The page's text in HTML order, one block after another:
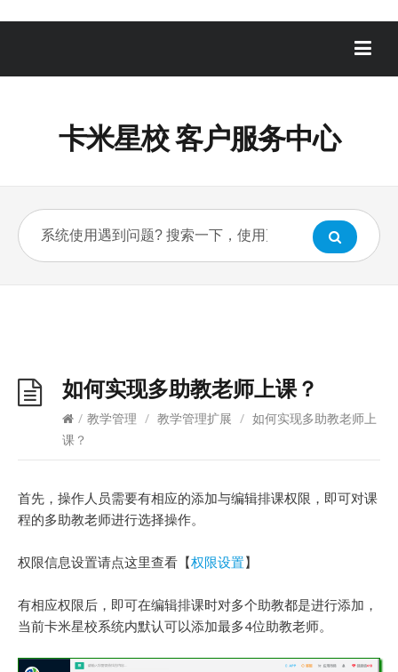
卡米星校 客户服务中心
如何实现多助教老师上课？
/ 教学管理 / 教学管理扩展 / 如何实现多助教老师上
课？
首先，操作人员需要有相应的添加与编辑排课权限，即可对课
程的多助教老师进行选择操作。
权限信息设置请点这里查看【权限设置】
有相应权限后，即可在编辑排课时对多个助教都是进行添加，
当前卡米星校系统内默认可以添加最多4位助教老师。